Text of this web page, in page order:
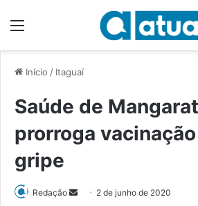
Início / Itaguaí
Saúde de
prorroga
gripe
Redação 2 de junho de 2020